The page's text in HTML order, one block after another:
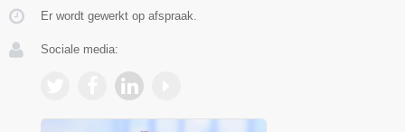
Er wordt gewerkt op afspraak.
Sociale media: